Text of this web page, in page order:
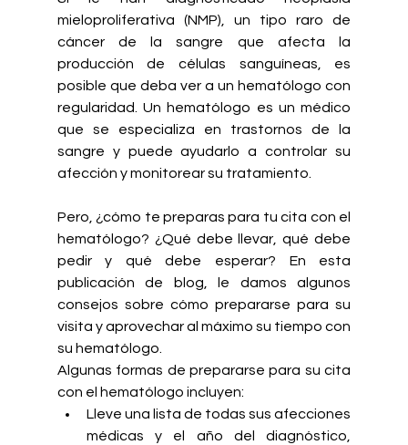
mieloproliferativa (NMP), un tipo raro de
cáncer de la sangre que afecta la
producción de células sanguíneas, es
posible que deba ver a un hematólogo con
regularidad. Un hematólogo es un médico
que se especializa en trastornos de la
sangre y puede ayudarlo a controlar su
afección y monitorear su tratamiento.
Pero, ¿cómo te preparas para tu cita con el
hematólogo? ¿Qué debe llevar, qué debe
pedir y qué debe esperar? En esta
publicación de blog, le damos algunos
consejos sobre cómo prepararse para su
visita y aprovechar al máximo su tiempo con
su hematólogo.
Algunas formas de prepararse para su cita
con el hematólogo incluyen:
Lleve una lista de todas sus afecciones
médicas y el año del diagnóstico,